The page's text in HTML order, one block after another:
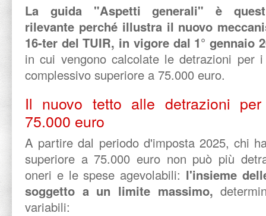
La guida "Aspetti generali" è
rilevante perché illustra il nuovo
16-ter del TUIR, in vigore dal 1° gennaio
in cui vengono calcolate le detrazioni per
complessivo superiore a 75.000 euro.
Il nuovo tetto alle detrazioni
75.000 euro
A partire dal periodo d'imposta 2025, chi
superiore a 75.000 euro non può più
oneri e le spese agevolabili: l'insieme
soggetto a un limite massimo,
variabili: